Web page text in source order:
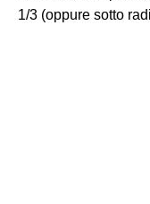
1/3 (oppure sotto